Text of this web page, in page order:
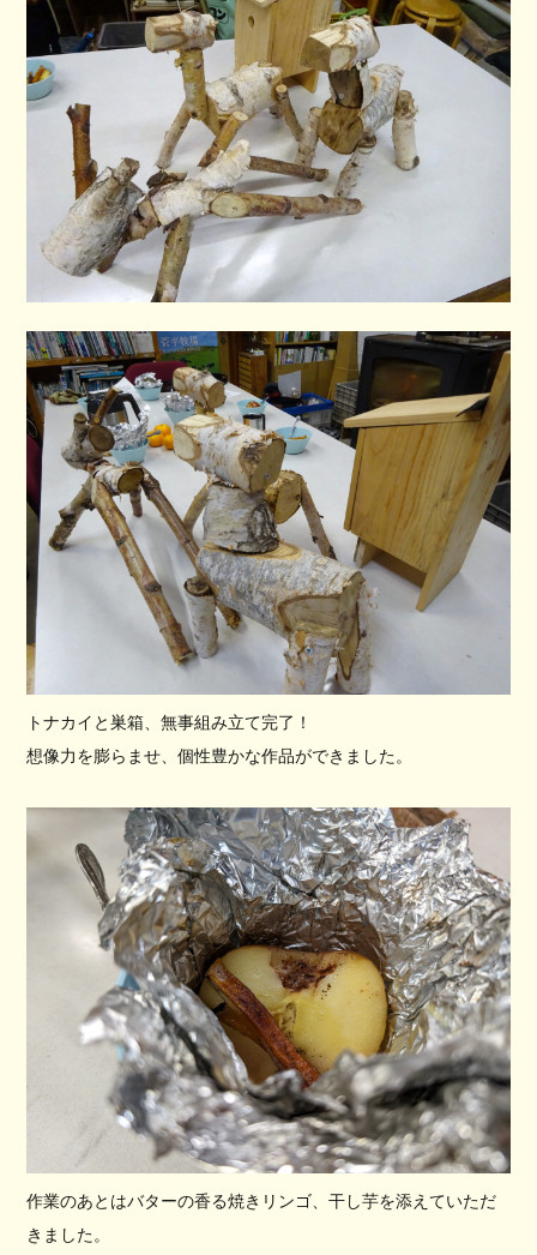
トナカイと巣箱、無事組み立て完了！
想像力を膨らませ、個性豊かな作品ができました。
作業のあとはバターの香る焼きリンゴ、干し芋を添えていただ
きました。